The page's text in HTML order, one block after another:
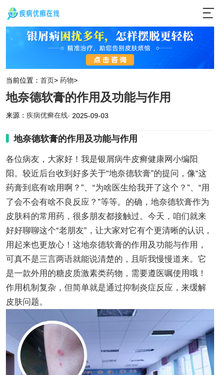
当前位置： 首页> 药物>
地奈德软膏的作用及功能与作用
来源： 疾病优癣在线· 2025-09-03
地奈德软膏的作用及功能与作用
各位病友，大家好！我是银屑病牛皮癣健康网小编阳
阳。较近后台收到好多关于“地奈德软膏”的提问，像“这
药膏到底有啥用啊？”、“为啥医生给我开了这个？”、“用
了会不会有啥不良反应？”等等。的确，地奈德软膏作为
皮肤科的常用药，很多朋友都接触过。今天，咱们就来
好好聊聊这个“老朋友”，让大家对它有个更清晰的认识，
用起来也更放心！这地奈德软膏的作用及功能与作用，
可真不是三言两语就能说清楚的，且听我慢慢道来。它
是一款外用的糖皮质激素类药物，需要遵医嘱使用哦！
作用机制复杂，但简单就是通过抑制炎症反应，来缓解
皮肤问题。